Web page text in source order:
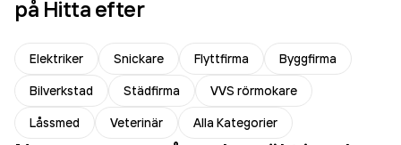
på Hitta efter
Elektriker Snickare Flyttfirma
Byggfirma
Bilverkstad
Städfirma
VVS rörmokare
Låssmed
Veterinär Alla Kategorier